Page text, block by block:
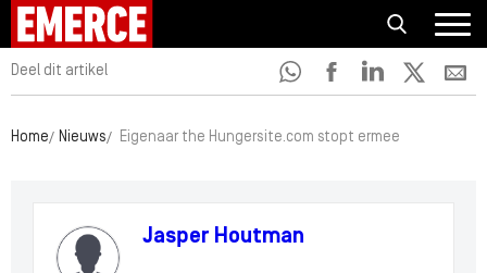
Deel dit artikel
Home Nieuws Eigenaar the Hungersite.com stopt ermee
Jasper Houtman